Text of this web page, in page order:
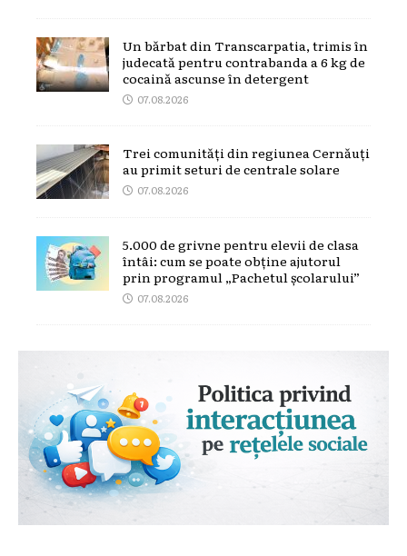
Un bărbat din Transcarpatia, trimis în
judecată pentru contrabanda a 6 kg de
cocaină ascunse în detergent
07.08.2026
Trei comunități din regiunea Cernăuți
au primit seturi de centrale solare
07.08.2026
5.000 de grivne pentru elevii de clasa
întâi: cum se poate obține ajutorul
prin programul „Pachetul școlarului”
07.08.2026